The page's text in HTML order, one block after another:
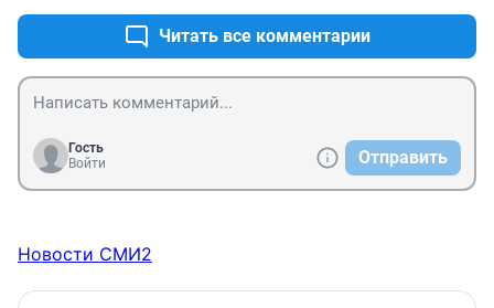
Читать все комментарии
Гость
Войти
Отправить
Новости СМИ2